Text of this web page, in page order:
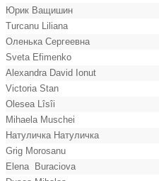
Юрик Ващишин
Turcanu Liliana
Оленька Сергеевна
Sveta Efimenko
Alexandra David Ionut
Victoria Stan
Olesea Lîsîi
Mihaela Muschei
Натуличка Натуличка
Grig Morosanu
Elena Buraciova